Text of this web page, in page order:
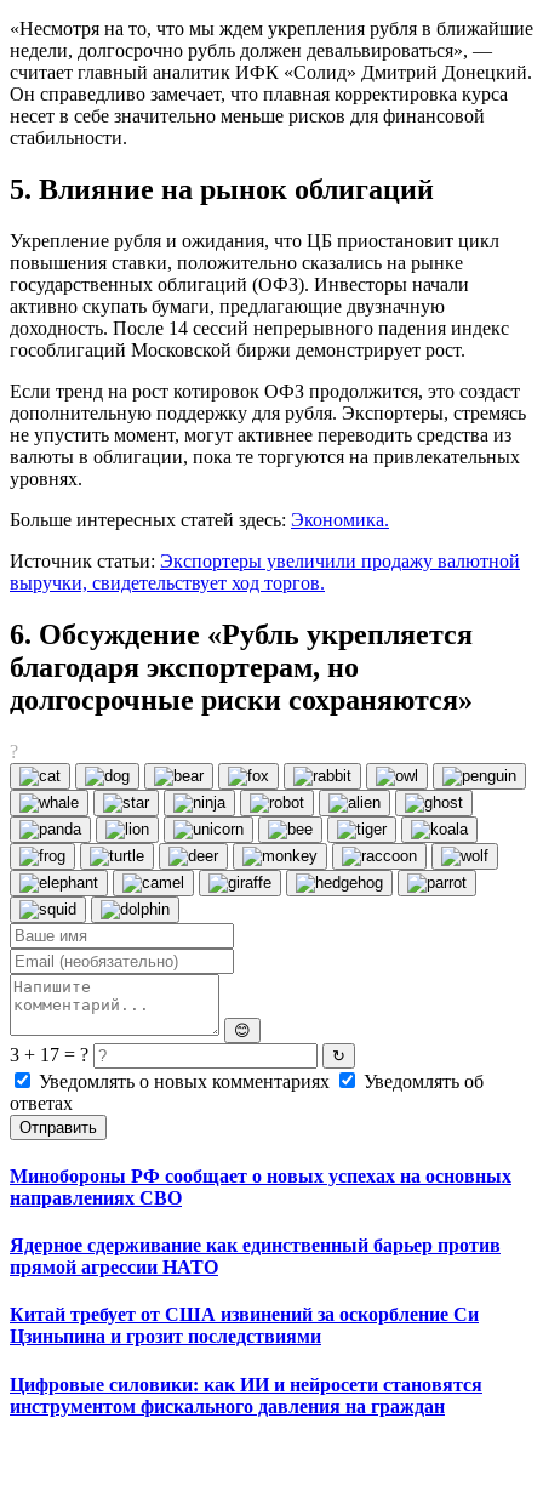
«Несмотря на то, что мы ждем укрепления рубля в ближайшие
недели, долгосрочно рубль должен девальвироваться», —
считает главный аналитик ИФК «Солид» Дмитрий Донецкий.
Он справедливо замечает, что плавная корректировка курса
несет в себе значительно меньше рисков для финансовой
стабильности.
5. Влияние на рынок облигаций
Укрепление рубля и ожидания, что ЦБ приостановит цикл
повышения ставки, положительно сказались на рынке
государственных облигаций (ОФЗ). Инвесторы начали
активно скупать бумаги, предлагающие двузначную
доходность. После 14 сессий непрерывного падения индекс
гособлигаций Московской биржи демонстрирует рост.
Если тренд на рост котировок ОФЗ продолжится, это создаст
дополнительную поддержку для рубля. Экспортеры, стремясь
не упустить момент, могут активнее переводить средства из
валюты в облигации, пока те торгуются на привлекательных
уровнях.
Больше интересных статей здесь: Экономика.
Источник статьи: Экспортеры увеличили продажу валютной
выручки, свидетельствует ход торгов.
6. Обсуждение «Рубль укрепляется
благодаря экспортерам, но
долгосрочные риски сохраняются»
?
😊
3 + 17 = ? ↻
Уведомлять о новых комментариях
Уведомлять об
ответах
Отправить
Минобороны РФ сообщает о новых успехах на основных
направлениях СВО
Ядерное сдерживание как единственный барьер против
прямой агрессии НАТО
Китай требует от США извинений за оскорбление Си
Цзиньпина и грозит последствиями
Цифровые силовики: как ИИ и нейросети становятся
инструментом фискального давления на граждан